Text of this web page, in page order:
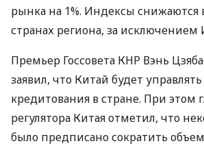
рынка на 1%. Индексы снижаются
странах региона, за исключением
Премьер Госсовета КНР Вэнь
заявил, что Китай будет
кредитования в стране. При этом
регулятора Китая отметил, что
было предписано сократить